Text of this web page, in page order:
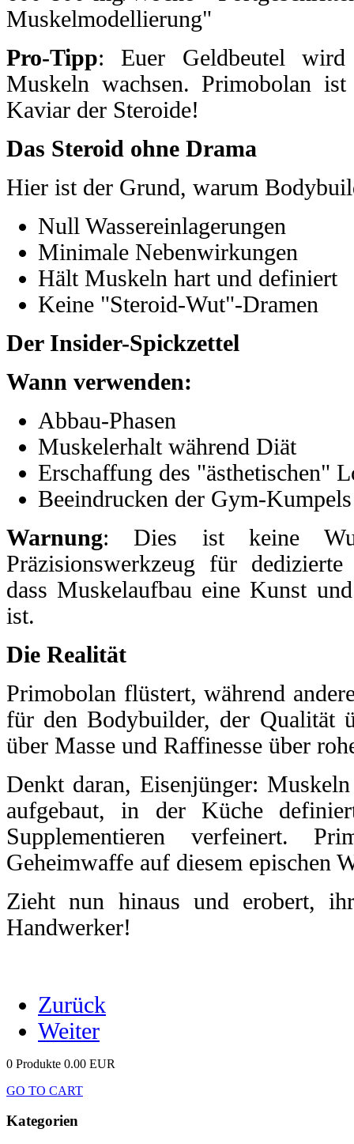
Muskelmodellierung"
Pro-Tipp: Euer Geldbeutel
Muskeln wachsen. Primobolan
Kaviar der Steroide!
Das Steroid ohne Drama
Hier ist der Grund, warum
Null Wassereinlagerungen
Minimale Nebenwirkungen
Hält Muskeln hart und definiert
Keine "Steroid-Wut"-Dramen
Der Insider-Spickzettel
Wann verwenden:
Abbau-Phasen
Muskelerhalt während Diät
Erschaffung des "ästhetischen"
Beeindrucken der Gym-
Warnung: Dies ist keine
Präzisionswerkzeug für
dass Muskelaufbau eine Kunst
ist.
Die Realität
Primobolan flüstert, während
für den Bodybuilder, der Qualität
über Masse und Raffinesse über
Denkt daran, Eisenjünger:
aufgebaut, in der Küche
Supplementieren verfeinert.
Geheimwaffe auf diesem epischen
Zieht nun hinaus und erobert,
Handwerker!
Zurück
Weiter
0 Produkte 0.00 EUR
GO TO CART
Kategorien